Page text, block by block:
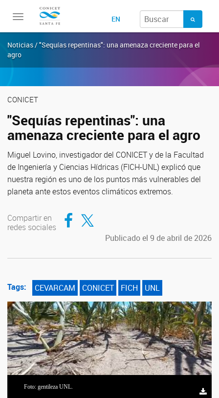
Toggle
EN
Noticias / "Sequías repentinas": una amenaza creciente para el
agro
CONICET
"Sequías repentinas": una
amenaza creciente para el agro
Miguel Lovino, investigador del CONICET y de la Facultad
de Ingeniería y Ciencias Hídricas (FICH-UNL) explicó que
nuestra región es uno de los puntos más vulnerables del
planeta ante estos eventos climáticos extremos.
Compartir en
redes sociales
Compartir en Facebook
Compartir en Twitter
Publicado el 9 de abril de 2026
Tags: CEVARCAM CONICET FICH UNL
Foto: gentileza UNL.